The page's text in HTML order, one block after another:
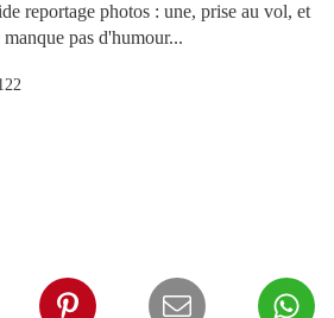
reportage photos : une, prise au vol, et
pas d'humour...